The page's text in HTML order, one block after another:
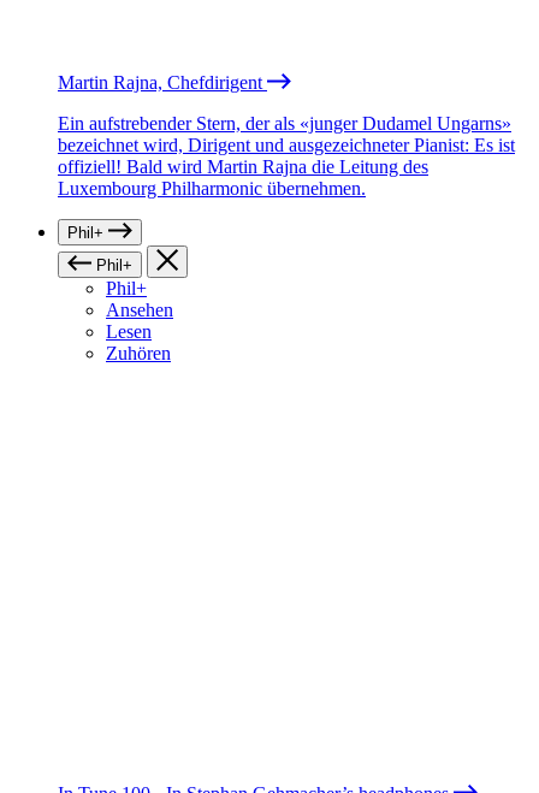
Martin Rajna, Chefdirigent
Ein aufstrebender Stern, der als «junger Dudamel Ungarns»
bezeichnet wird, Dirigent und ausgezeichneter Pianist: Es ist
offiziell! Bald wird Martin Rajna die Leitung des
Luxembourg Philharmonic übernehmen.
Phil+
Phil+
Phil+
Ansehen
Lesen
Zuhören